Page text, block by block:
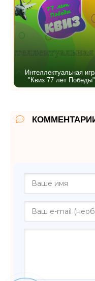
Интеллектуальная
"Квиз 77 лет Победы"